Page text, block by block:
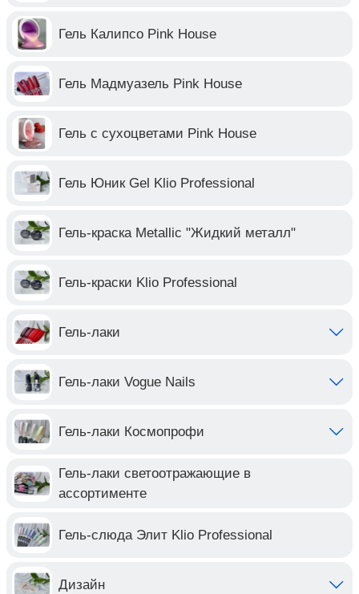
Гель Калипсо Pink House
Гель Мадмуазель Pink House
Гель с сухоцветами Pink House
Гель Юник Gel Klio Professional
Гель-краска Metallic "Жидкий металл"
Гель-краски Klio Professional
Гель-лаки
Гель-лаки Vogue Nails
Гель-лаки Космопрофи
Гель-лаки светоотражающие в
ассортименте
Гель-слюда Элит Klio Professional
Дизайн